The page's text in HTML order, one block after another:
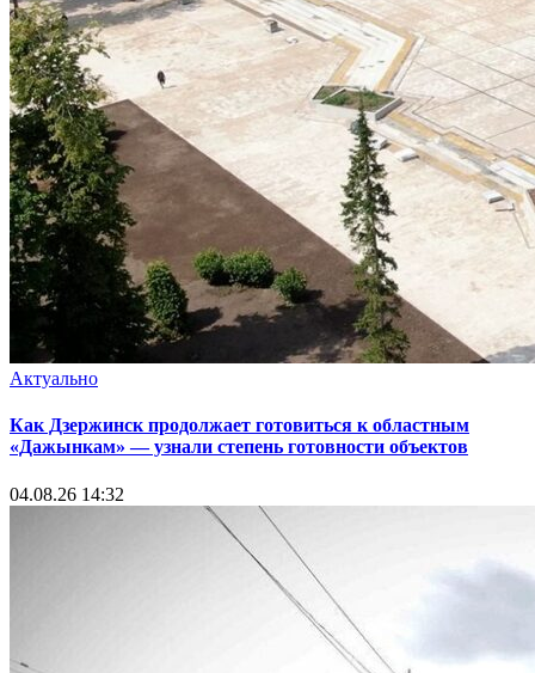
Актуально
Как Дзержинск продолжает готовиться к областным
«Дажынкам» — узнали степень готовности объектов
04.08.26 14:32